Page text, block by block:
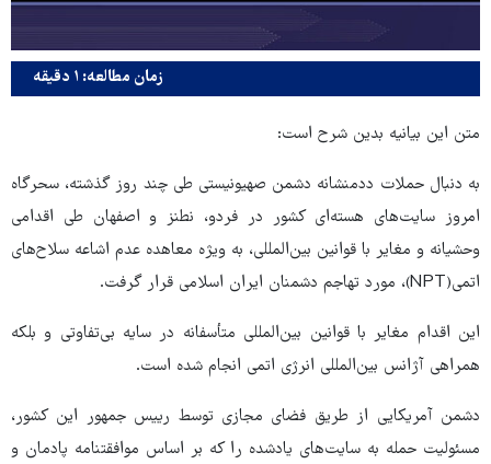
زمان مطالعه: ۱ دقیقه
متن این بیانیه بدین شرح است:
به دنبال حملات ددمنشانه دشمن صهیونیستی طی چند روز گذشته، سحرگاه
امروز سایت‌های هسته‌ای کشور در فردو، نطنز و اصفهان طی اقدامی
وحشیانه و مغایر با قوانین بین‌المللی، به ویژه معاهده عدم اشاعه سلاح‌های
اتمی(NPT)، مورد تهاجم دشمنان ایران اسلامی قرار گرفت.
این اقدام مغایر با قوانین بین‌المللی متأسفانه در سایه بی‌تفاوتی و بلکه
همراهی آژانس بین‌المللی انرژی اتمی انجام شده است.
دشمن آمریکایی‌ از طریق فضای مجازی توسط رییس جمهور این کشور،
مسئولیت حمله به سایت‌های یادشده را که بر اساس موافقتنامه پادمان و